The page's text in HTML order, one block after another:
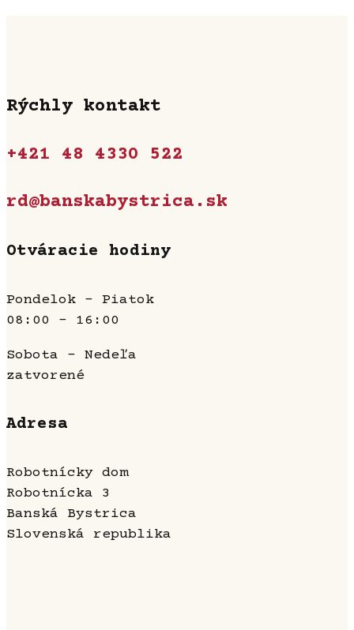
Rýchly kontakt
+421 48 4330 522
rd@banskabystrica.sk
Otváracie hodiny
Pondelok - Piatok
08:00 - 16:00
Sobota - Nedeľa
zatvorené
Adresa
Robotnícky dom
Robotnícka 3
Banská Bystrica
Slovenská republika